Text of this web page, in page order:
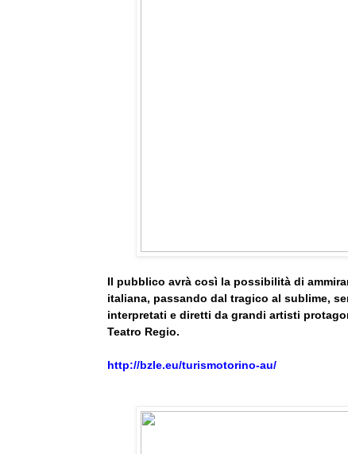
Il pubblico avrà così la possibilità di
italiana, passando dal tragico al sublime,
interpretati e diretti da grandi artisti
Teatro Regio.
http://bzle.eu/turismotorino-au/